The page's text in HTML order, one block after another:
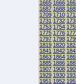
1665 1666
1687 1688
1709 1710
1731 1732
1753 1754
1775 1776
1797 1798
1819 1820
1841 1842
1863 1864
1885 1886
1907 1908
1929 1930
1951 1952